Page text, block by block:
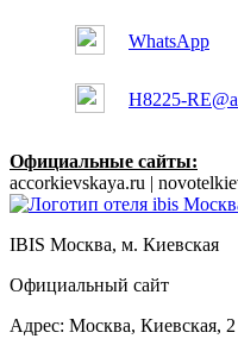
WhatsApp
H8225-
Официальные сайты:
accorkievskaya.ru |
IBIS Москва, м. Киевская
Официальный сайт
Адрес: Москва, Киевская, 2